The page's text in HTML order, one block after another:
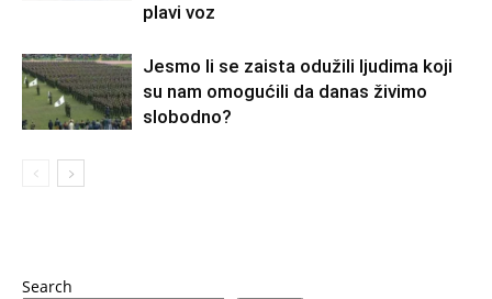
plavi voz
Jesmo li se zaista odužili ljudima koji
su nam omogućili da danas živimo
slobodno?
Search